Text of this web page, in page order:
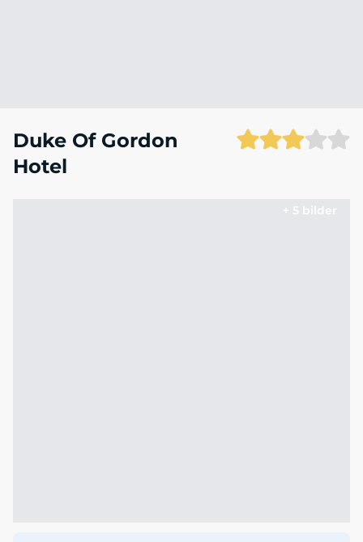
Duke Of Gordon
Hotel
+ 5 bilder